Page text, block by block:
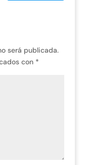
será publicada.
con *